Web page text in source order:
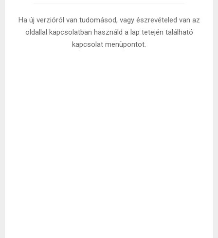
Ha új verzióról van tudomásod, vagy észrevételed van az
oldallal kapcsolatban használd a lap tetején található
kapcsolat menüpontot.